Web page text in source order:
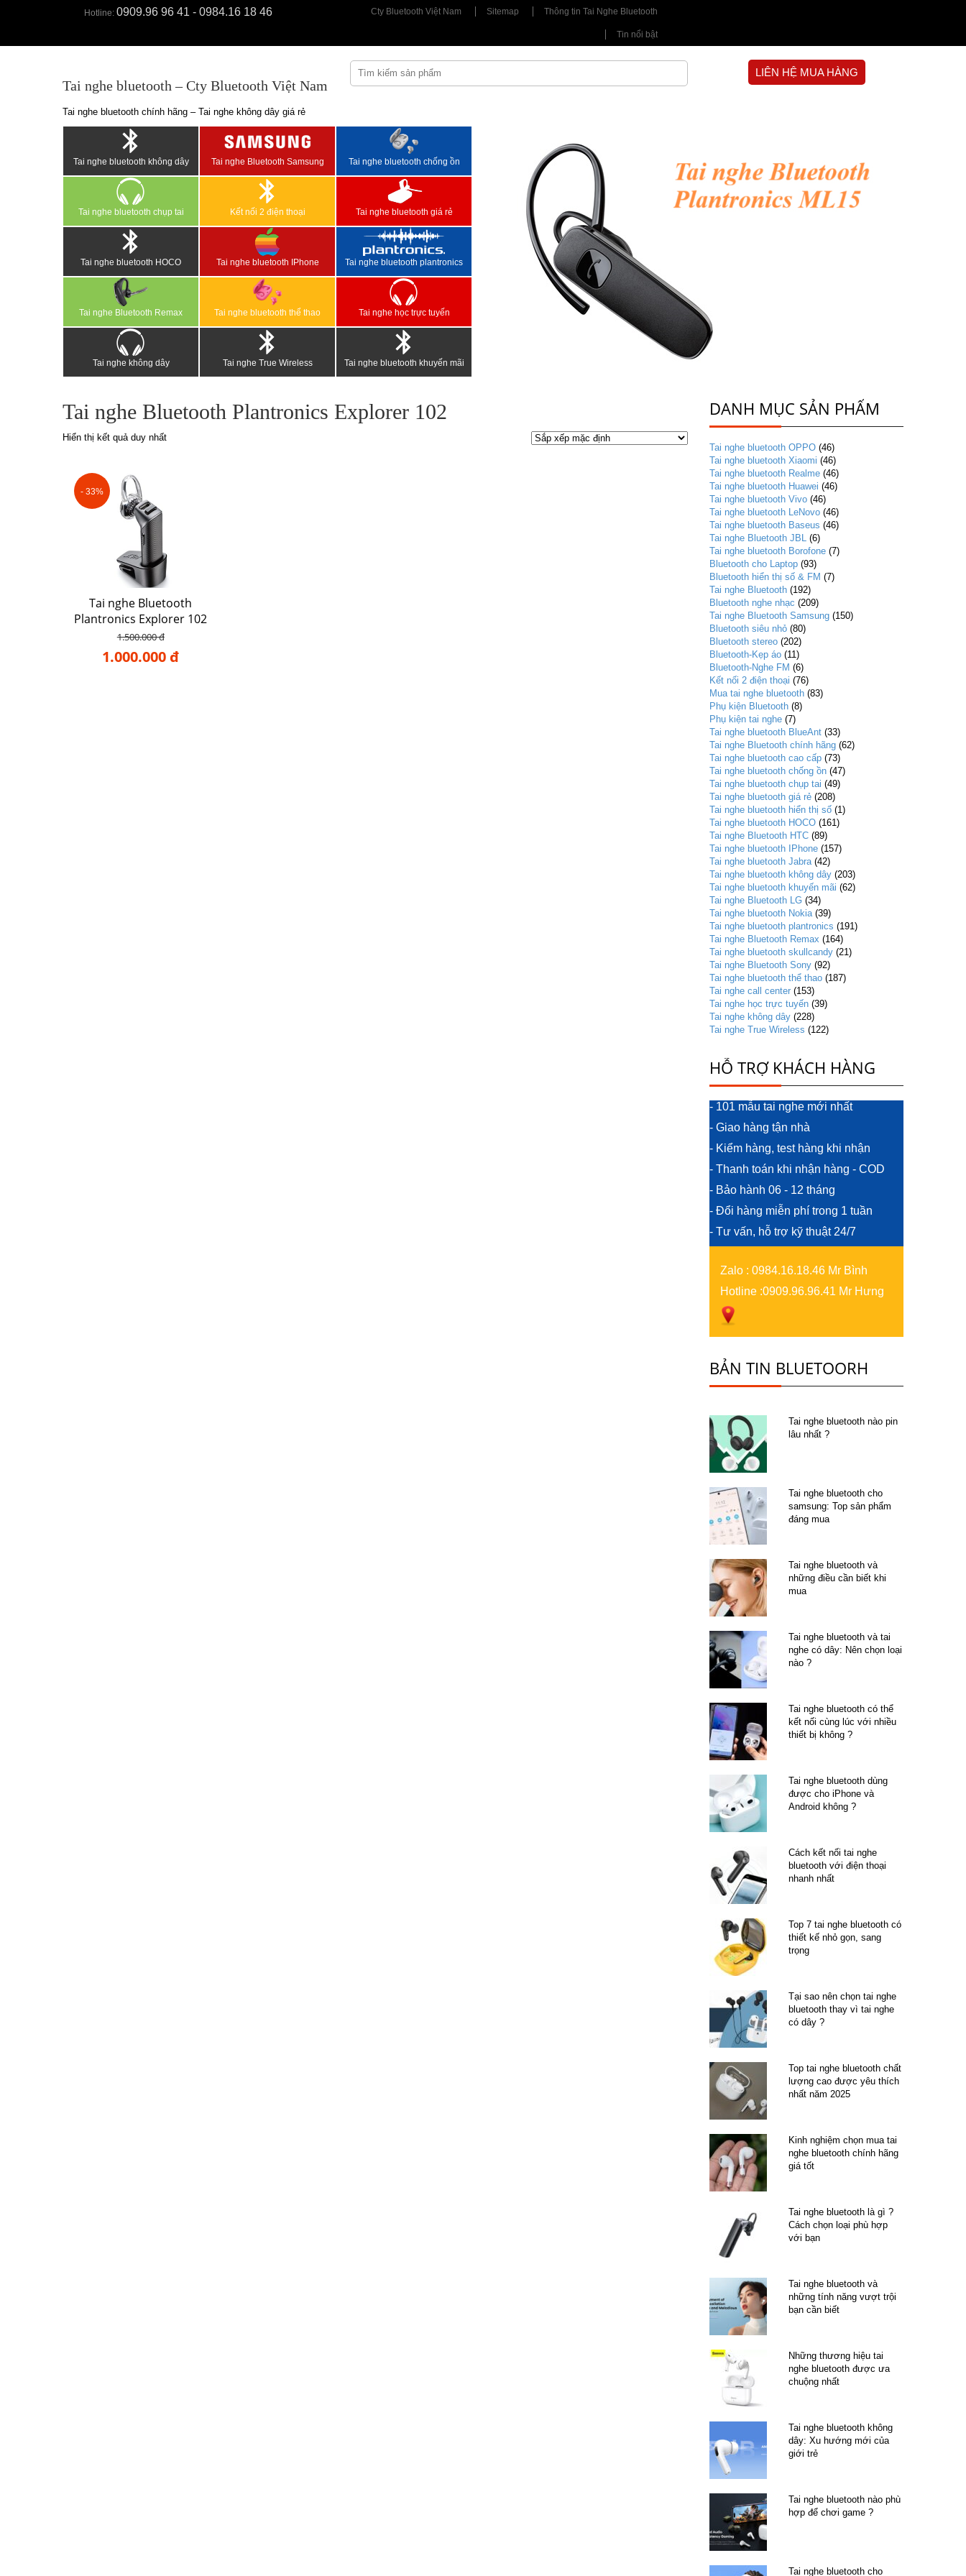
Hotline: 0909.96 96 41 - 0984.16 18 46 Cty Bluetooth Việt Nam Sitemap Thông tin Tai Nghe Bluetooth
Tin nổi bật
Tai nghe bluetooth – Cty Bluetooth Việt Nam
Tai nghe bluetooth chính hãng – Tai nghe không dây giá rẻ
LIÊN HỆ MUA HÀNG
Tai nghe bluetooth không dây Tai nghe Bluetooth Samsung Tai nghe bluetooth chống ồn
Tai nghe bluetooth chụp tai Kết nối 2 điện thoại Tai nghe bluetooth giá rẻ
Tai nghe bluetooth HOCO Tai nghe bluetooth IPhone Tai nghe bluetooth plantronics
Tai nghe Bluetooth Remax Tai nghe bluetooth thể thao Tai nghe học trực tuyến
Tai nghe không dây Tai nghe True Wireless Tai nghe bluetooth khuyến mãi
Tai nghe Bluetooth Plantronics Explorer 102
Hiển thị kết quả duy nhất
- 33%
Tai nghe Bluetooth
Plantronics Explorer 102
1.500.000 đ
1.000.000 đ
DANH MỤC SẢN PHẨM
Tai nghe bluetooth OPPO (46)
Tai nghe bluetooth Xiaomi (46)
Tai nghe bluetooth Realme (46)
Tai nghe bluetooth Huawei (46)
Tai nghe bluetooth Vivo (46)
Tai nghe bluetooth LeNovo (46)
Tai nghe bluetooth Baseus (46)
Tai nghe Bluetooth JBL (6)
Tai nghe bluetooth Borofone (7)
Bluetooth cho Laptop (93)
Bluetooth hiển thị số & FM (7)
Tai nghe Bluetooth (192)
Bluetooth nghe nhạc (209)
Tai nghe Bluetooth Samsung (150)
Bluetooth siêu nhỏ (80)
Bluetooth stereo (202)
Bluetooth-Kẹp áo (11)
Bluetooth-Nghe FM (6)
Kết nối 2 điện thoại (76)
Mua tai nghe bluetooth (83)
Phụ kiện Bluetooth (8)
Phụ kiện tai nghe (7)
Tai nghe bluetooth BlueAnt (33)
Tai nghe Bluetooth chính hãng (62)
Tai nghe bluetooth cao cấp (73)
Tai nghe bluetooth chống ồn (47)
Tai nghe bluetooth chụp tai (49)
Tai nghe bluetooth giá rẻ (208)
Tai nghe bluetooth hiển thị số (1)
Tai nghe bluetooth HOCO (161)
Tai nghe Bluetooth HTC (89)
Tai nghe bluetooth IPhone (157)
Tai nghe bluetooth Jabra (42)
Tai nghe bluetooth không dây (203)
Tai nghe bluetooth khuyến mãi (62)
Tai nghe Bluetooth LG (34)
Tai nghe bluetooth Nokia (39)
Tai nghe bluetooth plantronics (191)
Tai nghe Bluetooth Remax (164)
Tai nghe bluetooth skullcandy (21)
Tai nghe Bluetooth Sony (92)
Tai nghe bluetooth thể thao (187)
Tai nghe call center (153)
Tai nghe học trực tuyến (39)
Tai nghe không dây (228)
Tai nghe True Wireless (122)
HỖ TRỢ KHÁCH HÀNG
- 101 mẫu tai nghe mới nhất
- Giao hàng tận nhà
- Kiểm hàng, test hàng khi nhận
- Thanh toán khi nhận hàng - COD
- Bảo hành 06 - 12 tháng
- Đổi hàng miễn phí trong 1 tuần
- Tư vấn, hỗ trợ kỹ thuật 24/7
Zalo : 0984.16.18.46 Mr Bình
Hotline :0909.96.96.41 Mr Hưng
BẢN TIN BLUETOORH
Tai nghe bluetooth nào pin
lâu nhất ?
Tai nghe bluetooth cho
samsung: Top sản phẩm
đáng mua
Tai nghe bluetooth và
những điều cần biết khi
mua
Tai nghe bluetooth và tai
nghe có dây: Nên chọn loại
nào ?
Tai nghe bluetooth có thể
kết nối cùng lúc với nhiều
thiết bị không ?
Tai nghe bluetooth dùng
được cho iPhone và
Android không ?
Cách kết nối tai nghe
bluetooth với điện thoại
nhanh nhất
Top 7 tai nghe bluetooth có
thiết kế nhỏ gọn, sang
trọng
Tại sao nên chọn tai nghe
bluetooth thay vì tai nghe
có dây ?
Top tai nghe bluetooth chất
lượng cao được yêu thích
nhất năm 2025
Kinh nghiệm chọn mua tai
nghe bluetooth chính hãng
giá tốt
Tai nghe bluetooth là gì ?
Cách chọn loại phù hợp
với bạn
Tai nghe bluetooth và
những tính năng vượt trội
bạn cần biết
Những thương hiệu tai
nghe bluetooth được ưa
chuộng nhất
Tai nghe bluetooth không
dây: Xu hướng mới của
giới trẻ
Tai nghe bluetooth nào phù
hợp để chơi game ?
Tai nghe bluetooth cho